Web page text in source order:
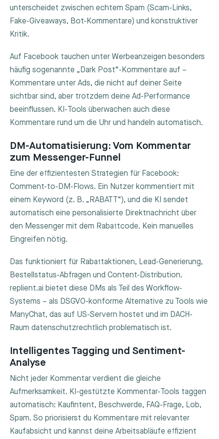
unterscheidet zwischen echtem Spam (Scam-Links,
Fake-Giveaways, Bot-Kommentare) und konstruktiver
Kritik.
Auf Facebook tauchen unter Werbeanzeigen besonders
häufig sogenannte „Dark Post“-Kommentare auf –
Kommentare unter Ads, die nicht auf deiner Seite
sichtbar sind, aber trotzdem deine Ad-Performance
beeinflussen. KI-Tools überwachen auch diese
Kommentare rund um die Uhr und handeln automatisch.
DM-Automatisierung: Vom Kommentar
zum Messenger-Funnel
Eine der effizientesten Strategien für Facebook:
Comment-to-DM-Flows. Ein Nutzer kommentiert mit
einem Keyword (z. B. „RABATT“), und die KI sendet
automatisch eine personalisierte Direktnachricht über
den Messenger mit dem Rabattcode. Kein manuelles
Eingreifen nötig.
Das funktioniert für Rabattaktionen, Lead-Generierung,
Bestellstatus-Abfragen und Content-Distribution.
replient.ai bietet diese DMs als Teil des Workflow-
Systems – als DSGVO-konforme Alternative zu Tools wie
ManyChat, das auf US-Servern hostet und im DACH-
Raum datenschutzrechtlich problematisch ist.
Intelligentes Tagging und Sentiment-
Analyse
Nicht jeder Kommentar verdient die gleiche
Aufmerksamkeit. KI-gestützte Kommentar-Tools taggen
automatisch: Kaufintent, Beschwerde, FAQ-Frage, Lob,
Spam. So priorisierst du Kommentare mit relevanter
Kaufabsicht und kannst deine Arbeitsabläufe effizient